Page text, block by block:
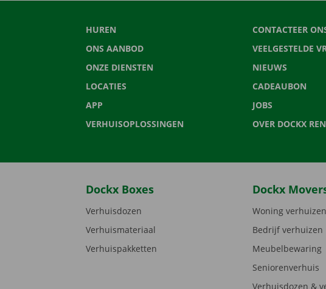
HUREN
ONS AANBOD
ONZE DIENSTEN
LOCATIES
APP
VERHUISOPLOSSINGEN
CONTACTEER
VEELGESTELDE
NIEUWS
CADEAUBON
JOBS
OVER DOCKX
Dockx Boxes
Verhuisdozen
Verhuismateriaal
Verhuispakketten
Dockx
Woning verhuizen
Bedrijf verhuizen
Meubelbewaring
Seniorenverhuis
Verhuisdozen &